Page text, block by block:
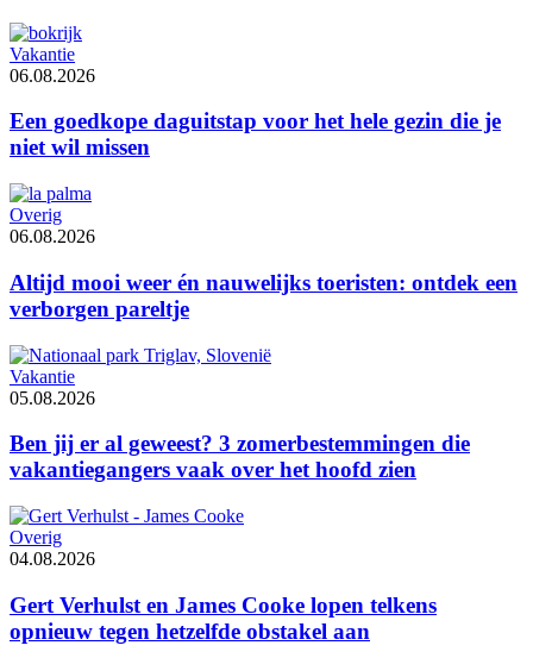
Vakantie
06.08.2026
Een goedkope daguitstap voor het hele gezin die je
niet wil missen
Overig
06.08.2026
Altijd mooi weer én nauwelijks toeristen: ontdek een
verborgen pareltje
Vakantie
05.08.2026
Ben jij er al geweest? 3 zomerbestemmingen die
vakantiegangers vaak over het hoofd zien
Overig
04.08.2026
Gert Verhulst en James Cooke lopen telkens
opnieuw tegen hetzelfde obstakel aan